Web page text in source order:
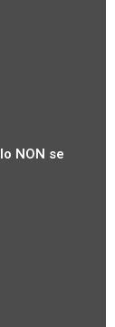
NON se